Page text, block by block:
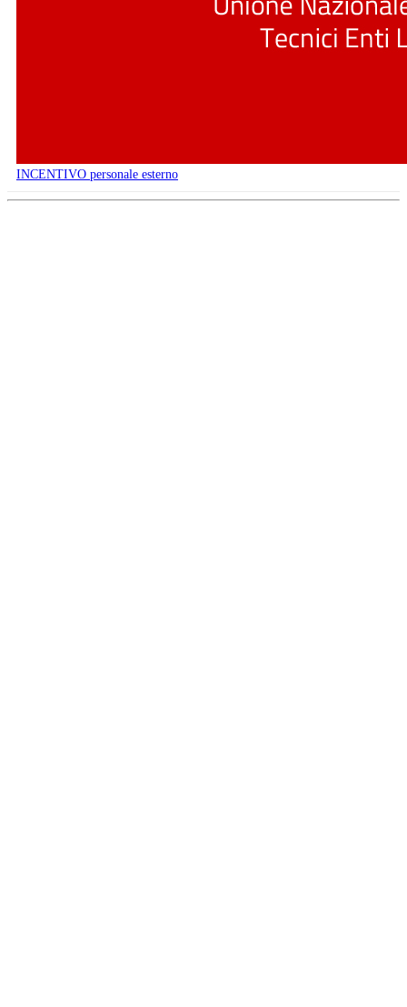
INCENTIVO personale esterno